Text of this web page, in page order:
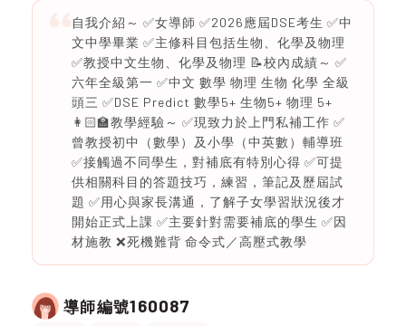
自我介紹～ ✅女導師 ✅2026應屆DSE考生 ✅中
文中學畢業 ✅主修科目包括生物、化學及物理
✅教授中文生物、化學及物理 📝校內成績～ ✅
六年全級第一 ✅中文 數學 物理 生物 化學 全級
頭三 ✅DSE Predict 數學5+ 生物5+ 物理 5+
👩🏻‍🏫教學經驗～ ✅現致力於上門私補工作 ✅
曾教授初中（數學）及小學（中英數）輔導班
✅接觸過不同學生，對補底有特別心得 ✅可提
供相關科目的答題技巧，練習，筆記及歷屆試
題 ✅用心與家長溝通，了解子女學習狀況後才
開始正式上課 ✅主要針對需要補底的學生 ✅因
材施教 ❌死機難背 命令式／高壓式教學
導師編號160087